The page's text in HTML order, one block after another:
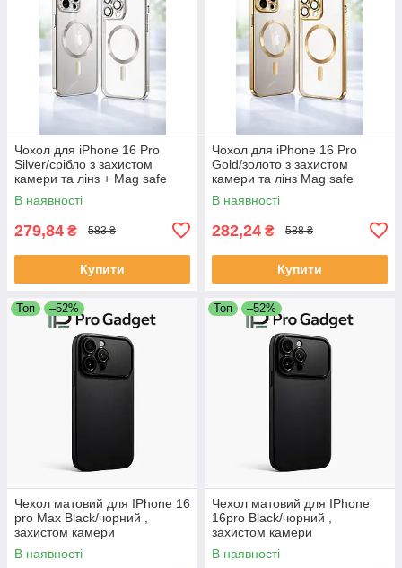
Чохол для iPhone 16 Pro
Silver/срібло з захистом
камери та лінз + Mag safe
В наявності
279,84 ₴ 583 ₴
Купити
Чохол для iPhone 16 Pro
Gold/золото з захистом
камери та лінз Mag safe
В наявності
282,24 ₴ 588 ₴
Купити
Топ –52%
Чехол матовий для IPhone 16
pro Max Black/чорний ,
захистом камери
В наявності
Топ –52%
Чехол матовий для IPhone
16pro Black/чорний ,
захистом камери
В наявності